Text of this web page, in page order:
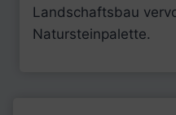
Landschaftsbau
Natursteinpalette.